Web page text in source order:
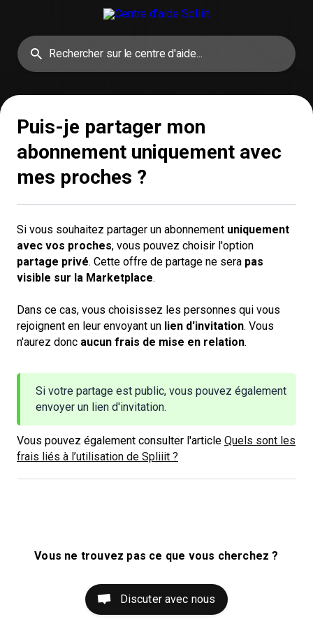
Puis-je partager mon
abonnement uniquement avec
mes proches ?
Si vous souhaitez partager un abonnement uniquement
avec vos proches, vous pouvez choisir l'option
partage privé. Cette offre de partage ne sera pas
visible sur la Marketplace.
Dans ce cas, vous choisissez les personnes qui vous
rejoignent en leur envoyant un lien d'invitation. Vous
n'aurez donc aucun frais de mise en relation.
Si votre partage est public, vous pouvez également
envoyer un lien d'invitation.
Vous pouvez également consulter l'article Quels sont les
frais liés à l’utilisation de Spliiit ?
Vous ne trouvez pas ce que vous cherchez ?
Discuter avec nous